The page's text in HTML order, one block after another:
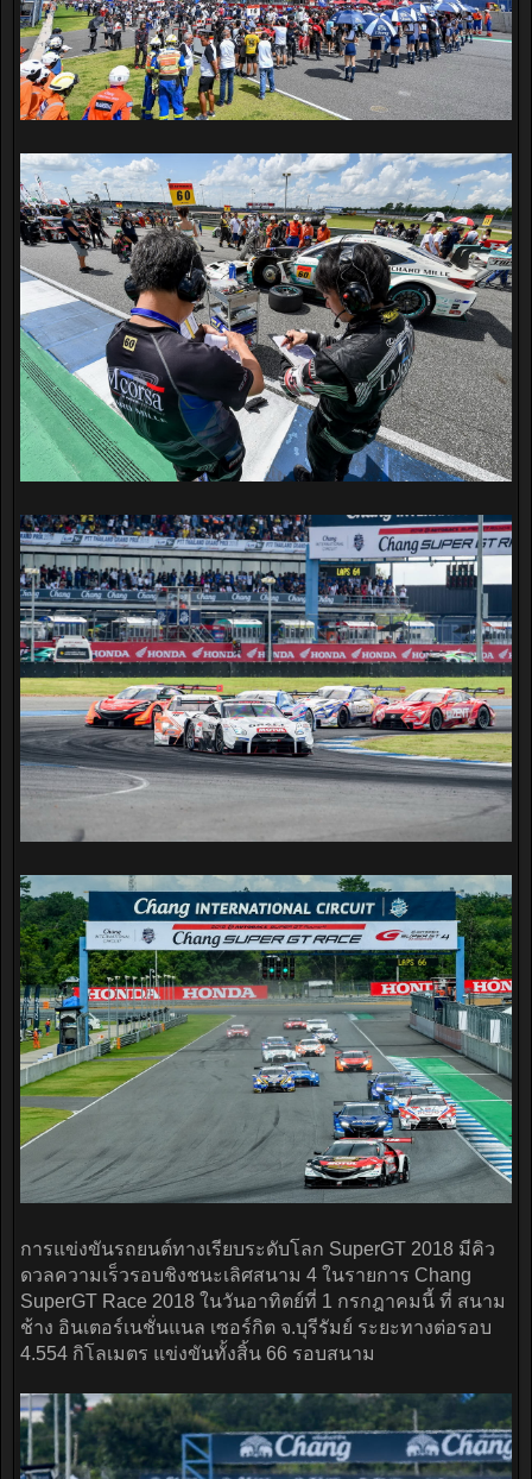
การแข่งขันรถยนต์ทางเรียบระดับโลก SuperGT 2018 มีคิว
ดวลความเร็วรอบชิงชนะเลิศสนาม 4 ในรายการ Chang
SuperGT Race 2018 ในวันอาทิตย์ที่ 1 กรกฎาคมนี้ ที่ สนาม
ช้าง อินเตอร์เนชั่นแนล เซอร์กิต จ.บุรีรัมย์ ระยะทางต่อรอบ
4.554 กิโลเมตร แข่งขันทั้งสิ้น 66 รอบสนาม